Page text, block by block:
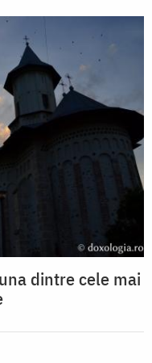
dintre cele mai